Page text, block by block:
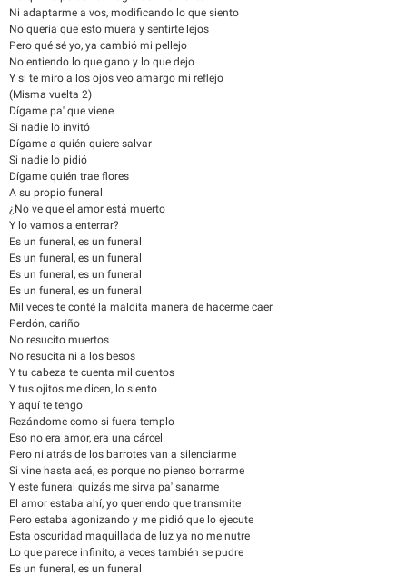
Ni adaptarme a vos, modificando lo que siento
No quería que esto muera y sentirte lejos
Pero qué sé yo, ya cambió mi pellejo
No entiendo lo que gano y lo que dejo
Y si te miro a los ojos veo amargo mi reflejo
(Misma vuelta 2)
Dígame pa' que viene
Si nadie lo invitó
Dígame a quién quiere salvar
Si nadie lo pidió
Dígame quién trae flores
A su propio funeral
¿No ve que el amor está muerto
Y lo vamos a enterrar?
Es un funeral, es un funeral
Es un funeral, es un funeral
Es un funeral, es un funeral
Es un funeral, es un funeral
Mil veces te conté la maldita manera de hacerme caer
Perdón, cariño
No resucito muertos
No resucita ni a los besos
Y tu cabeza te cuenta mil cuentos
Y tus ojitos me dicen, lo siento
Y aquí te tengo
Rezándome como si fuera templo
Eso no era amor, era una cárcel
Pero ni atrás de los barrotes van a silenciarme
Si vine hasta acá, es porque no pienso borrarme
Y este funeral quizás me sirva pa' sanarme
El amor estaba ahí, yo queriendo que transmite
Pero estaba agonizando y me pidió que lo ejecute
Esta oscuridad maquillada de luz ya no me nutre
Lo que parece infinito, a veces también se pudre
Es un funeral, es un funeral